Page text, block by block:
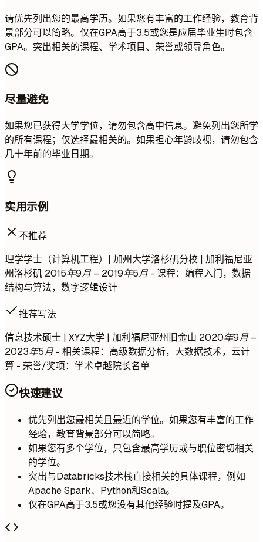
请优先列出您的最高学历。如果您有丰富的工作经验，教育背
景部分可以简略。仅在GPA高于3.5或您是应届毕业生时包含
GPA。突出相关的课程、学术项目、荣誉或领导角色。
尽量避免
如果您已获得大学学位，请勿包含高中信息。避免列出您所学
的所有课程；仅选择最相关的。如果担心年龄歧视，请勿包含
几十年前的毕业日期。
实用示例
不推荐
理学学士（计算机工程）| 加州大学洛杉矶分校 | 加利福尼亚
州洛杉矶 2015年9月 – 2019年5月- 课程：编程入门，数据
结构与算法，数字逻辑设计
推荐写法
信息技术硕士 | XYZ大学 | 加利福尼亚州旧金山 2020年9月 –
2023年5月- 相关课程：高级数据分析，大数据技术，云计
算 - 荣誉/奖项：学术卓越院长名单
快速建议
优先列出您最相关且最近的学位。如果您有丰富的工作
经验，教育背景部分可以简略。
如果您有多个学位，只包含最高学历或与职位密切相关
的学位。
突出与Databricks技术栈直接相关的具体课程，例如
Apache Spark、Python和Scala。
仅在GPA高于3.5或您没有其他经验时提及GPA。